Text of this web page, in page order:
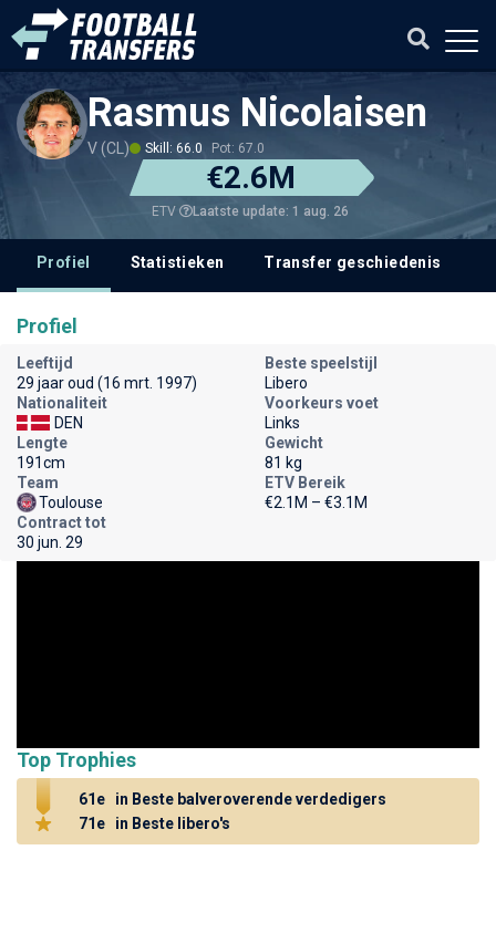
Rasmus Nicolaisen
V (CL) Skill: 66.0 Pot: 67.0
€2.6M
ETV Laatste update: 1 aug. 26
Profiel Statistieken Transfer geschiedenis
Profiel
Leeftijd
29 jaar oud (16 mrt. 1997)
Beste speelstijl
Libero
Nationaliteit
DEN
Voorkeurs voet
Links
Lengte
191cm
Gewicht
81 kg
Team
Toulouse
ETV Bereik
€2.1M – €3.1M
Contract tot
30 jun. 29
Top Trophies
61e
in Beste balveroverende verdedigers
71e
in Beste libero's